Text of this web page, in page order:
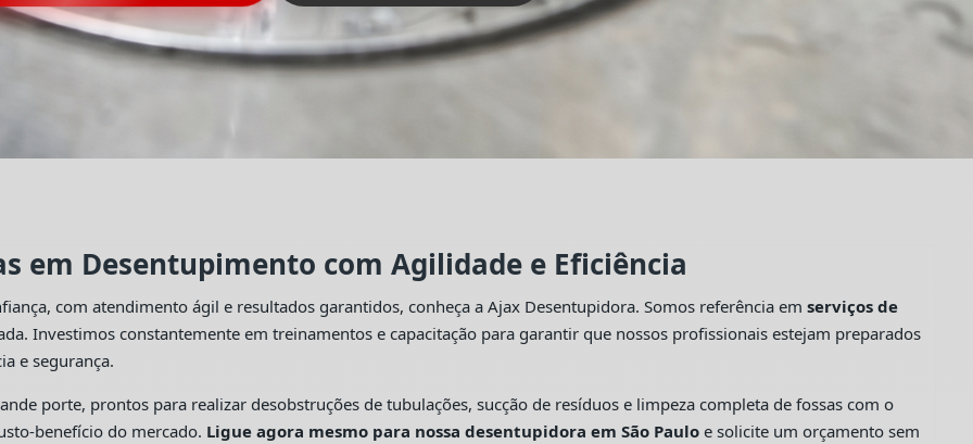
em Desentupimento com Agilidade e Eficiência
com atendimento ágil e resultados garantidos, conheça a Ajax Desentupidora. Somos referência em serviços de
Investimos constantemente em treinamentos e capacitação para garantir que nossos profissionais estejam preparados
e segurança.
porte, prontos para realizar desobstruções de tubulações, sucção de resíduos e limpeza completa de fossas com o
benefício do mercado. Ligue agora mesmo para nossa desentupidora em São Pauloe solicite um orçamento sem